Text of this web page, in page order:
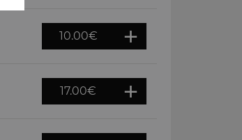
10.00€
17.00€